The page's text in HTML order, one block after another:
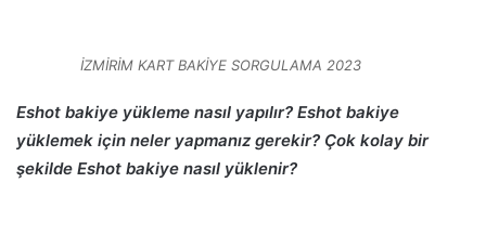
İZMİRİM KART BAKİYE SORGULAMA 2023
Eshot bakiye yükleme nasıl yapılır? Eshot bakiye
yüklemek için neler yapmanız gerekir? Çok kolay bir
şekilde Eshot bakiye nasıl yüklenir?